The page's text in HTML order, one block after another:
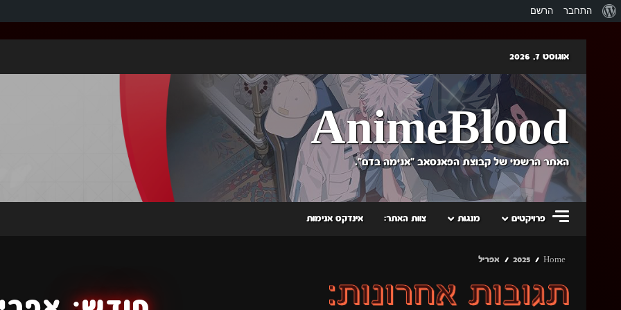
אודות
התחבר הרשם
content
אוגוסט 7, 2026
AnimeBlood
האתר הרשמי של קבוצת הפאנסאב "אנימה בדם".
פרויקטים מנגות צוות האתר: אינדקס אנימות
Home
2025 אפריל